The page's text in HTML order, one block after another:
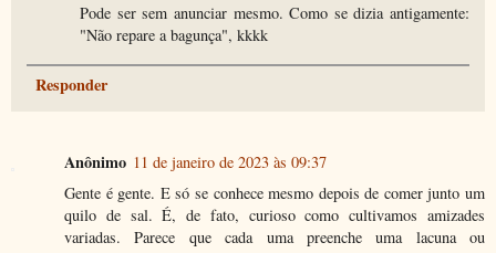
Pode ser sem anunciar mesmo. Como se dizia antigamente:
"Não repare a bagunça", kkkk
Responder
Anônimo 11 de janeiro de 2023 às 09:37
Gente é gente. E só se conhece mesmo depois de comer junto um
quilo de sal. É, de fato, curioso como cultivamos amizades
variadas. Parece que cada uma preenche uma lacuna ou